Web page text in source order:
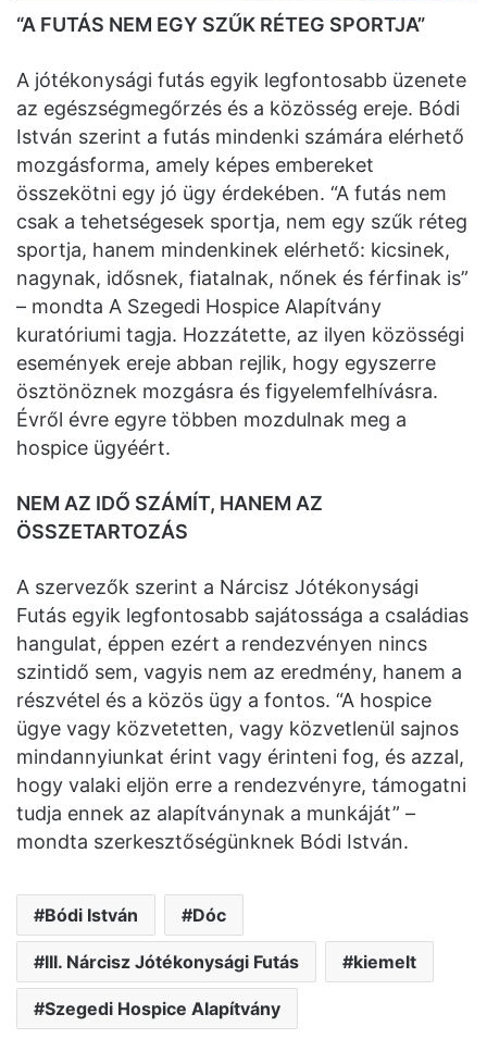
“A FUTÁS NEM EGY SZŰK RÉTEG SPORTJA”
A jótékonysági futás egyik legfontosabb üzenete
az egészségmegőrzés és a közösség ereje. Bódi
István szerint a futás mindenki számára elérhető
mozgásforma, amely képes embereket
összekötni egy jó ügy érdekében. “A futás nem
csak a tehetségesek sportja, nem egy szűk réteg
sportja, hanem mindenkinek elérhető: kicsinek,
nagynak, idősnek, fiatalnak, nőnek és férfinak is”
– mondta A Szegedi Hospice Alapítvány
kuratóriumi tagja. Hozzátette, az ilyen közösségi
események ereje abban rejlik, hogy egyszerre
ösztönöznek mozgásra és figyelemfelhívásra.
Évről évre egyre többen mozdulnak meg a
hospice ügyéért.
NEM AZ IDŐ SZÁMÍT, HANEM AZ
ÖSSZETARTOZÁS
A szervezők szerint a Nárcisz Jótékonysági
Futás egyik legfontosabb sajátossága a családias
hangulat, éppen ezért a rendezvényen nincs
szintidő sem, vagyis nem az eredmény, hanem a
részvétel és a közös ügy a fontos. “A hospice
ügye vagy közvetetten, vagy közvetlenül sajnos
mindannyiunkat érint vagy érinteni fog, és azzal,
hogy valaki eljön erre a rendezvényre, támogatni
tudja ennek az alapítványnak a munkáját” –
mondta szerkesztőségünknek Bódi István.
Bódi István Dóc
III. Nárcisz Jótékonysági Futás kiemelt
Szegedi Hospice Alapítvány